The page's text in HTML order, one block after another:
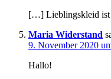
[…] Lieblingskleid ist
Maria Widerstand
9. November 2020
Hallo!